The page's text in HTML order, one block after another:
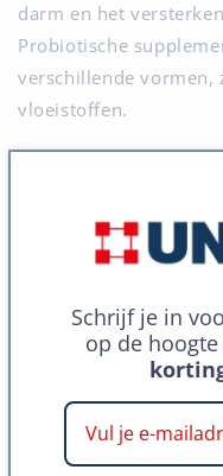
darm en het
Probiotische
verschillende vormen,
vloeistoffen.
Antioxidanten
lichaam neutraliseren
supplementen
bètacaroteen en
mensen die hun
verhogen om de
bevorderen.
Schrijf je in
op de